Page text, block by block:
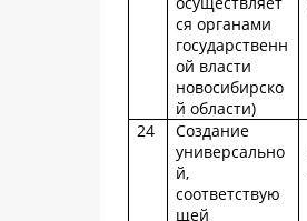
ся органами
государственн
ой власти
новосибирско
й области)
24
Создание
универсально
й,
соответствую
щей